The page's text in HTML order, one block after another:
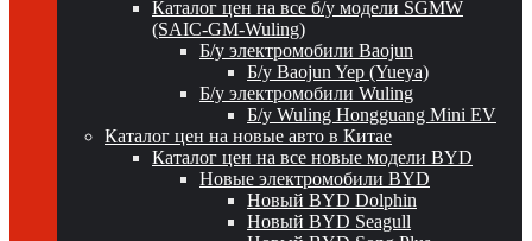
Каталог цен на все б/у модели SGMW
(SAIC-GM-Wuling)
Б/у электромобили Baojun
Б/у Baojun Yep (Yueya)
Б/у электромобили Wuling
Б/у Wuling Hongguang Mini EV
Каталог цен на новые авто в Китае
Каталог цен на все новые модели BYD
Новые электромобили BYD
Новый BYD Dolphin
Новый BYD Seagull